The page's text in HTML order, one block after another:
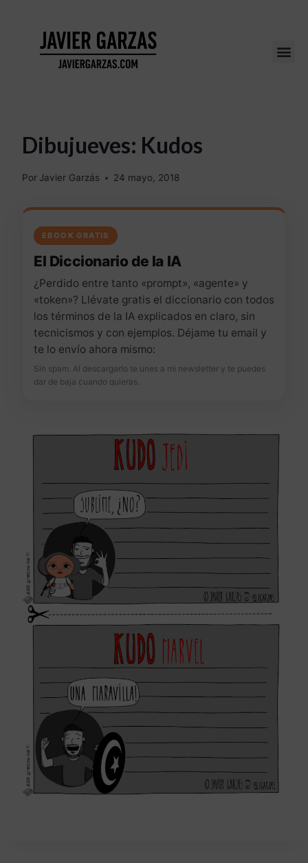
Dibujueves: Kudos
Por Javier Garzás 24 mayo, 2018
EBOOK GRATIS
El Diccionario de la IA
¿Perdido entre tanto «prompt», «agente» y
«token»? Llévate gratis el diccionario con todos
los términos de la IA explicados en claro, sin
tecnicismos y con ejemplos. Déjame tu email y
te lo envío ahora mismo:
Sin spam. Al descargarlo te unes a mi newsletter y te puedes
dar de baja cuando quieras.